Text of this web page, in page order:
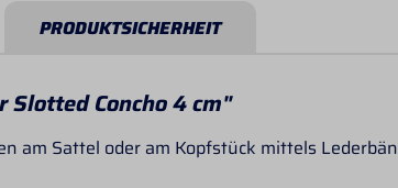
PRODUKTSICHERHEIT
Concho 4 cm"
am Sattel oder am Kopfstück mittels